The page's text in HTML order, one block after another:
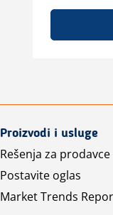
Proizvodi i usluge
Rešenja za prodavce
Postavite oglas
Market Trends